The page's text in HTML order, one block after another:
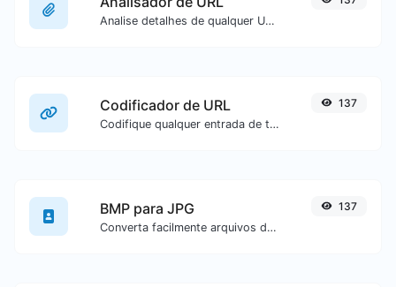
Analise detalhes de qualquer URL.
Codificador de URL
Codifique qualquer entrada de texto para formato de URL.
137
BMP para JPG
Converta facilmente arquivos de imagem BMP para JPG.
137